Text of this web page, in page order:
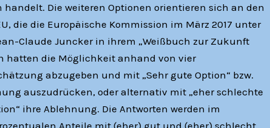
Die weiteren Optionen orientieren sich an den
die die Europäische Kommission im März 2017 unter
Claude Juncker in ihrem „Weißbuch zur Zukunft
hatten die Möglichkeit anhand von vier
abzugeben und mit „Sehr gute Option“ bzw.
auszudrücken, oder alternativ mit „eher schlechte
ihre Ablehnung. Die Antworten werden im
Anteile mit (eher) gut und (eher) schlecht